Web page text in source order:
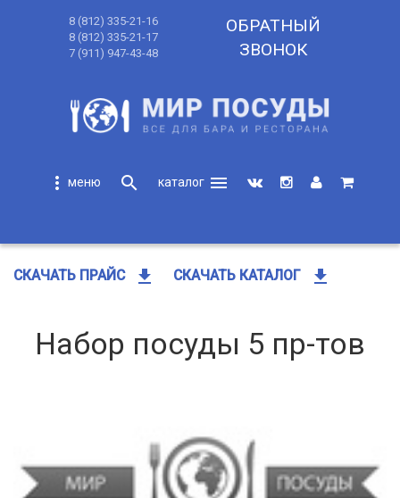
8 (812) 335-21-16
8 (812) 335-21-17
7 (911) 947-43-48
ОБРАТНЫЙ
ЗВОНОК
more_vert search
menu
СКАЧАТЬ ПРАЙС get_app СКАЧАТЬ КАТАЛОГ get_app
Набор посуды 5 пр-тов